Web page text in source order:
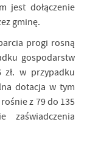
jest dołączenie
gminę.
progi rosną
gospodarstw
w przypadku
dotacja w tym
z 79 do 135
zaświadczenia